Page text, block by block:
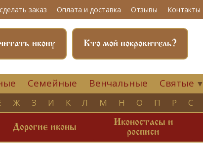
заказ Оплата и доставка Отзывы Контакты
Кто мой покровитель?
икону
Семейные Венчальные Святые ▼
Ж З И К Л М Н О П Р С
Дорогие иконы
Иконостасы и
росписи